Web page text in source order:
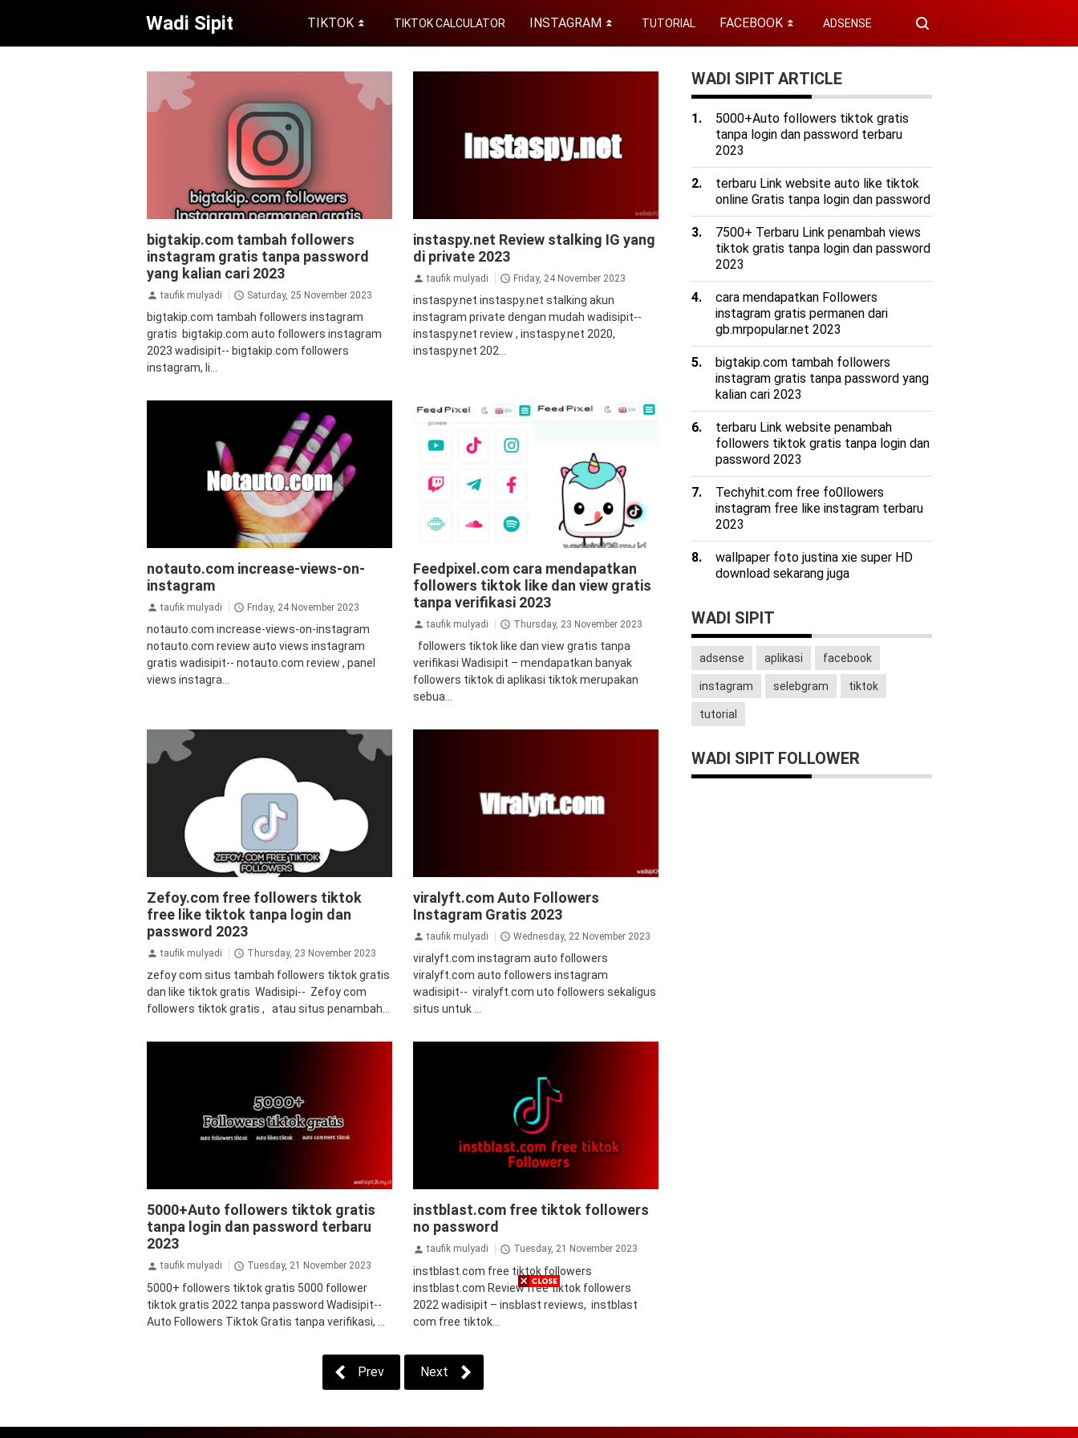
Wadi Sipit TIKTOK ⏬ TIKTOK CALCULATOR INSTAGRAM ⏬ TUTORIAL FACEBOOK ⏬ ADSENSE
bigtakip.com tambah followers
instagram gratis tanpa password
yang kalian cari 2023
taufik mulyadi Saturday, 25 November 2023
bigtakip.com tambah followers instagram
gratis bigtakip.com auto followers instagram
2023 wadisipit-- bigtakip.com followers
instagram, li...
tutorial
instaspy.net Review stalking IG yang
di private 2023
taufik mulyadi Friday, 24 November 2023
instaspy.net instaspy.net stalking akun
instagram private dengan mudah wadisipit--
instaspy.net review , instaspy.net 2020,
instaspy.net 202...
notauto.com increase-views-on-
instagram
taufik mulyadi Friday, 24 November 2023
notauto.com increase-views-on-instagram
notauto.com review auto views instagram
gratis wadisipit-- notauto.com review , panel
views instagra...
tips&trik tutorial
Feedpixel.com cara mendapatkan
followers tiktok like dan view gratis
tanpa verifikasi 2023
taufik mulyadi Thursday, 23 November 2023
followers tiktok like dan view gratis tanpa
verifikasi Wadisipit – mendapatkan banyak
followers tiktok di aplikasi tiktok merupakan
sebua...
Zefoy.com free followers tiktok
free like tiktok tanpa login dan
password 2023
taufik mulyadi Thursday, 23 November 2023
zefoy com situs tambah followers tiktok gratis
dan like tiktok gratis Wadisipi-- Zefoy com
followers tiktok gratis , atau situs penambah...
Instagram bot followers instagram
followers instagram instan
followers instagram takipci tips&trik
tutorial
viralyft.com Auto Followers
Instagram Gratis 2023
taufik mulyadi Wednesday, 22 November 2023
viralyft.com instagram auto followers
viralyft.com auto followers instagram
wadisipit-- viralyft.com uto followers sekaligus
situs untuk ...
5000+Auto followers tiktok gratis
tanpa login dan password terbaru
2023
taufik mulyadi Tuesday, 21 November 2023
5000+ followers tiktok gratis 5000 follower
tiktok gratis 2022 tanpa password Wadisipit--
Auto Followers Tiktok Gratis tanpa verifikasi, ...
instblast.com free tiktok followers
no password
taufik mulyadi Tuesday, 21 November 2023
instblast.com free tiktok followers
instblast.com Review free tiktok followers
2022 wadisipit – insblast reviews, instblast
com free tiktok...
Prev Next
WADI SIPIT ARTICLE
5000+Auto followers tiktok gratis
tanpa login dan password terbaru
2023
terbaru Link website auto like tiktok
online Gratis tanpa login dan password
7500+ Terbaru Link penambah views
tiktok gratis tanpa login dan password
2023
cara mendapatkan Followers
instagram gratis permanen dari
gb.mrpopular.net 2023
bigtakip.com tambah followers
instagram gratis tanpa password yang
kalian cari 2023
terbaru Link website penambah
followers tiktok gratis tanpa login dan
password 2023
Techyhit.com free fo0llowers
instagram free like instagram terbaru
2023
wallpaper foto justina xie super HD
download sekarang juga
WADI SIPIT
adsense aplikasi facebook
instagram selebgram tiktok
tutorial
WADI SIPIT FOLLOWER